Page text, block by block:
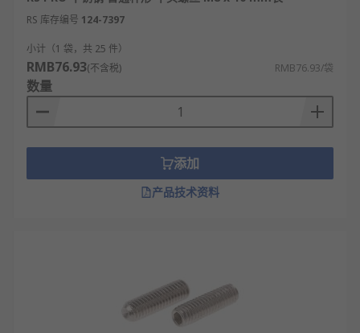
RS 库存编号 124-7397
小计（1 袋，共 25 件）
RMB76.93(不含税) RMB76.93/袋
数量
添加
产品技术资料